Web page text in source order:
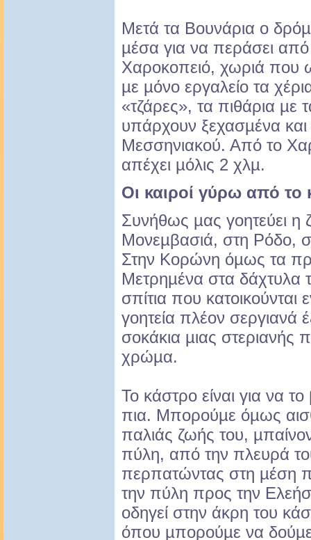
Μετά τα Βουνάρια ο
µέσα για να περάσει
Χαροκοπειό, χωριά που
µε µόνο εργαλείο τα
«τζάρες», τα πιθάρια µε
υπάρχουν ξεχασµένα και
Μεσσηνιακού. Από το
απέχει µόλις 2 χλµ.
Οι καιροί γύρω από το
Συνήθως µας γοητεύει
Μονεµβασιά, στη Ρόδο,
Στην Κορώνη όµως τα
Μετρηµένα στα δάχτυλα
σπίτια που κατοικούνται
γοητεία πλέον
σοκάκια µιας στεριανής
χρώµα.
Το κάστρο είναι για να το
πια. Μπορούµε όµως
παλιάς ζωής του,
πύλη, από την πλευρά
περπατώντας στη µέση
την πύλη προς την
οδηγεί στην άκρη του
όπου µπορούµε να δούµε